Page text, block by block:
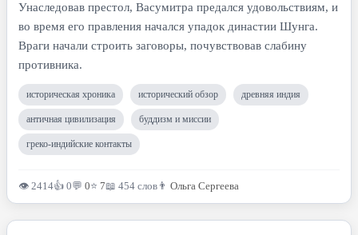
Унаследовав престол, Васумитра предался удовольствиям, и
во время его правления начался упадок династии Шунга.
Враги начали строить заговоры, почувствовав слабину
противника.
историческая хроника исторический обзор древняя индия
античная цивилизация буддизм и миссии
греко-индийские контакты
👁 2414👍 0💬 0⭐ 7📖 454 слов 👨 Ольга Сергеева